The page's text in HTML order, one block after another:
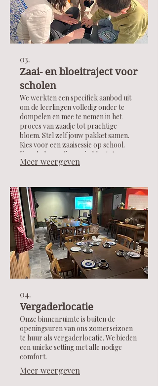
03.
Zaai- en bloeitraject voor
scholen
We werkten een specifiek aanbod uit
om de leerlingen volledig onder te
dompelen en mee te nemen in het
proces van zaadje tot prachtige
bloem. Stel zelf jouw pakket samen.
Kies voor een zaaisessie op school.
Kweek de zaadjes op in klas tot ze
groot genoeg zijn om naar de
een bezoek aan de bloemenpluktuin.
Beide onderdelen zijn ook apart te
plannen. Of andere voorstellen bekijk
ik graag samen met jullie.
Meer weergeven
04.
Vergaderlocatie
Onze binnenruimte is buiten de
openingsuren van ons zomerseizoen
te huur als vergaderlocatie. We bieden
een unieke setting met alle nodige
comfort.
Meer weergeven